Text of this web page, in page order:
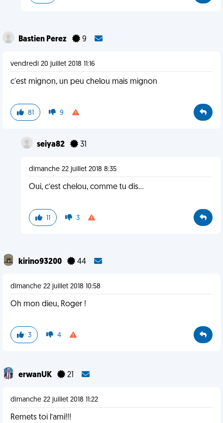
Bastien Perez 9
vendredi 20 juillet 2018 11:16
c'est mignon, un peu chelou mais mignon
81 9
seiya82 31
dimanche 22 juillet 2018 8:35
Oui, c’est chelou, comme tu dis...
11 3
kirino93200 44
dimanche 22 juillet 2018 10:58
Oh mon dieu, Roger !
3 4
erwanUK 21
dimanche 22 juillet 2018 11:22
Remets toi l’ami!!!